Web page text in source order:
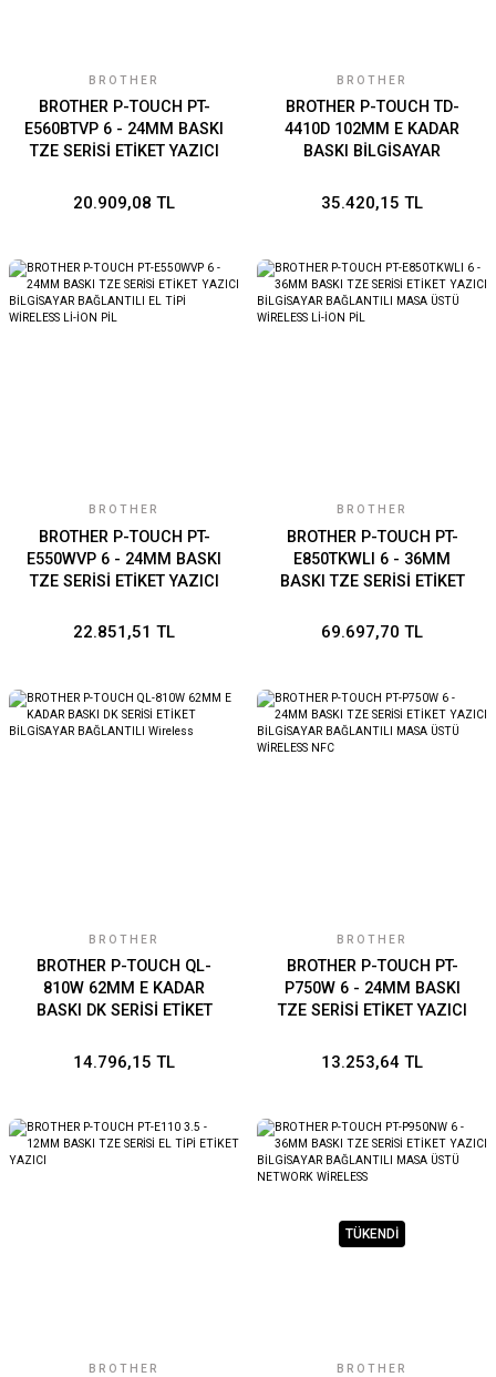
BROTHER
BROTHER P-TOUCH PT-
E560BTVP 6 - 24MM BASKI
TZE SERİSİ ETİKET YAZICI
BAĞLANTI (PİL DAHİL)
20.909,08 TL
BROTHER
BROTHER P-TOUCH TD-
4410D 102MM E KADAR
BASKI BİLGİSAYAR
TERMAL BASKI
35.420,15 TL
BROTHER
BROTHER P-TOUCH PT-
E550WVP 6 - 24MM BASKI
TZE SERİSİ ETİKET YAZICI
TİPİ WİRELESS Lİ-İON PİL
22.851,51 TL
BROTHER
BROTHER P-TOUCH PT-
E850TKWLI 6 - 36MM
BASKI TZE SERİSİ ETİKET
BAĞLANTILI MASA ÜSTÜ
69.697,70 TL
BROTHER
BROTHER P-TOUCH QL-
810W 62MM E KADAR
BASKI DK SERİSİ ETİKET
Wireless
14.796,15 TL
BROTHER
BROTHER P-TOUCH PT-
P750W 6 - 24MM BASKI
TZE SERİSİ ETİKET YAZICI
MASA ÜSTÜ WİRELESS
13.253,64 TL
BROTHER
TÜKENDİ
BROTHER